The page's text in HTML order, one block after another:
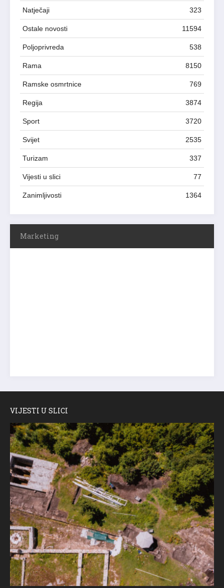
Natječaji 323
Ostale novosti 11594
Poljoprivreda 538
Rama 8150
Ramske osmrtnice 769
Regija 3874
Sport 3720
Svijet 2535
Turizam 337
Vijesti u slici 77
Zanimljivosti 1364
Marketing
VIJESTI U SLICI